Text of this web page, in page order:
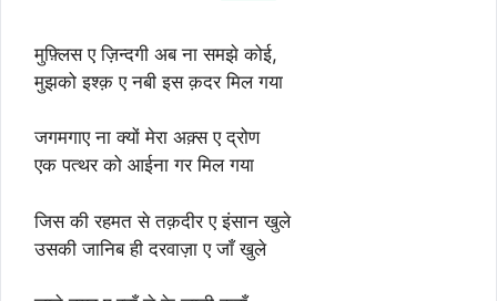
मुफ़्लिस ए ज़िन्दगी अब ना समझे कोई,
मुझको इश्क़ ए नबी इस क़दर मिल गया
जगमगाए ना क्यों मेरा अक़्स ए द्रोण
एक पत्थर को आईना गर मिल गया
जिस की रहमत से तक़दीर ए इंसान खुले
उसकी जानिब ही दरवाज़ा ए जाँ खुले